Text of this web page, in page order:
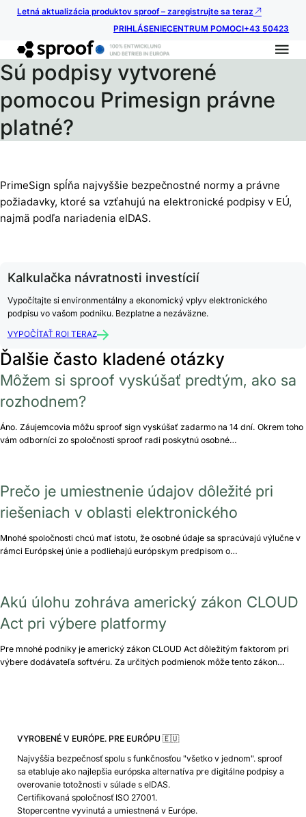
Letná aktualizácia produktov sproof – zaregistrujte sa teraz
PRIHLÁSENIECENTRUM POMOCI+43 50423
Sú podpisy vytvorené
pomocou Primesign právne
platné?
PrimeSign spĺňa najvyššie bezpečnostné normy a právne
požiadavky, ktoré sa vzťahujú na elektronické podpisy v EÚ,
najmä podľa nariadenia eIDAS.
Kalkulačka návratnosti investícií
Vypočítajte si environmentálny a ekonomický vplyv elektronického
podpisu vo vašom podniku. Bezplatne a nezáväzne.
VYPOČÍTAŤ ROI TERAZ
Ďalšie často kladené otázky
Môžem si sproof vyskúšať predtým, ako sa
rozhodnem?
Áno. Záujemcovia môžu sproof sign vyskúšať zadarmo na 14 dní. Okrem toho
vám odborníci zo spoločnosti sproof radi poskytnú osobné…
Prečo je umiestnenie údajov dôležité pri
riešeniach v oblasti elektronického
Mnohé spoločnosti chcú mať istotu, že osobné údaje sa spracúvajú výlučne v
rámci Európskej únie a podliehajú európskym predpisom o…
Akú úlohu zohráva americký zákon CLOUD
Act pri výbere platformy
Pre mnohé podniky je americký zákon CLOUD Act dôležitým faktorom pri
výbere dodávateľa softvéru. Za určitých podmienok môže tento zákon…
VYROBENÉ V EURÓPE. PRE EURÓPU 🇪🇺
Najvyššia bezpečnosť spolu s funkčnosťou "všetko v jednom". sproof
sa etabluje ako najlepšia európska alternatíva pre digitálne podpisy a
overovanie totožnosti v súlade s eIDAS.
Certifikovaná spoločnosť ISO 27001.
Stopercentne vyvinutá a umiestnená v Európe.